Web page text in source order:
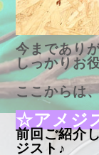
今まであり
しっかりお
ここからは
☆アメジ
前回ご紹介
ジスト♪